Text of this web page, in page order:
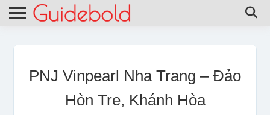
PNJ Vinpearl Nha Trang – Đảo
Hòn Tre, Khánh Hòa